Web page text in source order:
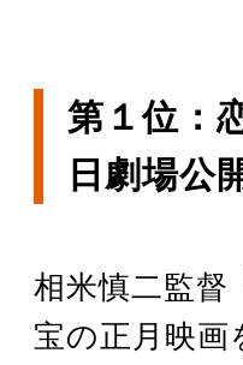
第１位：
日劇場公
相米慎二監督
宝の正月映画